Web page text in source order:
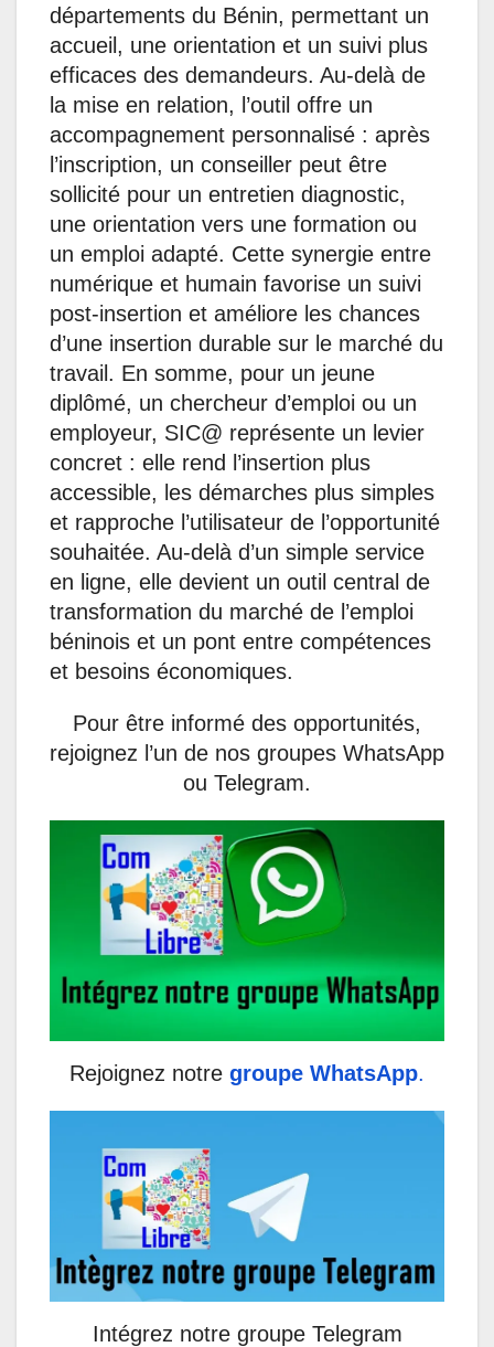
départements du Bénin, permettant un
accueil, une orientation et un suivi plus
efficaces des demandeurs. Au-delà de
la mise en relation, l’outil offre un
accompagnement personnalisé : après
l’inscription, un conseiller peut être
sollicité pour un entretien diagnostic,
une orientation vers une formation ou
un emploi adapté. Cette synergie entre
numérique et humain favorise un suivi
post-insertion et améliore les chances
d’une insertion durable sur le marché du
travail. En somme, pour un jeune
diplômé, un chercheur d’emploi ou un
employeur, SIC@ représente un levier
concret : elle rend l’insertion plus
accessible, les démarches plus simples
et rapproche l’utilisateur de l’opportunité
souhaitée. Au-delà d’un simple service
en ligne, elle devient un outil central de
transformation du marché de l’emploi
béninois et un pont entre compétences
et besoins économiques.
Pour être informé des opportunités,
rejoignez l’un de nos groupes WhatsApp
ou Telegram.
Rejoignez notre groupe WhatsApp.
Intégrez notre groupe Telegram